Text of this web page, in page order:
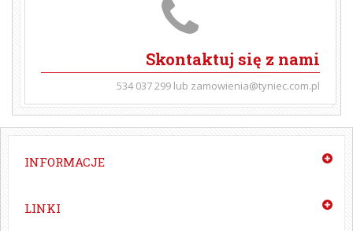
Skontaktuj się z nami
534 037 299 lub zamowienia@tyniec.com.pl
INFORMACJE
LINKI